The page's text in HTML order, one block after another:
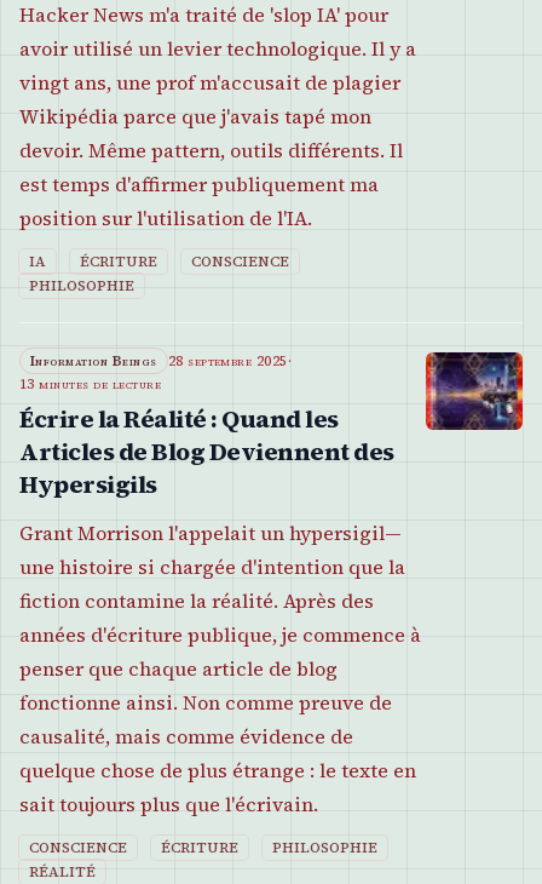
Hacker News m'a traité de 'slop IA' pour
avoir utilisé un levier technologique. Il y a
vingt ans, une prof m'accusait de plagier
Wikipédia parce que j'avais tapé mon
devoir. Même pattern, outils différents. Il
est temps d'affirmer publiquement ma
position sur l'utilisation de l'IA.
IA ÉCRITURE
CONSCIENCE
PHILOSOPHIE
Information Beings 28 septembre 2025·
13 minutes de lecture
Écrire la Réalité : Quand les
Articles de Blog Deviennent des
Hypersigils
Grant Morrison l'appelait un hypersigil—
une histoire si chargée d'intention que la
fiction contamine la réalité. Après des
années d'écriture publique, je commence à
penser que chaque article de blog
fonctionne ainsi. Non comme preuve de
causalité, mais comme évidence de
quelque chose de plus étrange : le texte en
sait toujours plus que l'écrivain.
CONSCIENCE ÉCRITURE
PHILOSOPHIE
RÉALITÉ